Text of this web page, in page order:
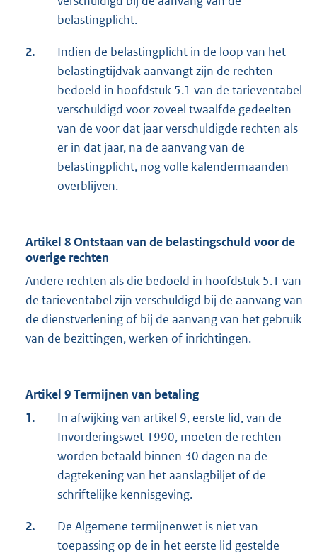
belastingplicht.
2.
Indien de belastingplicht in de loop van het
belastingtijdvak aanvangt zijn de rechten
bedoeld in hoofdstuk 5.1 van de tarieventabel
verschuldigd voor zoveel twaalfde gedeelten
van de voor dat jaar verschuldigde rechten als
er in dat jaar, na de aanvang van de
belastingplicht, nog volle kalendermaanden
overblijven.
Artikel 8 Ontstaan van de belastingschuld voor de
overige rechten
Andere rechten als die bedoeld in hoofdstuk 5.1 van
de tarieventabel zijn verschuldigd bij de aanvang van
de dienstverlening of bij de aanvang van het gebruik
van de bezittingen, werken of inrichtingen.
Artikel 9 Termijnen van betaling
1.
In afwijking van artikel 9, eerste lid, van de
Invorderingswet 1990, moeten de rechten
worden betaald binnen 30 dagen na de
dagtekening van het aanslagbiljet of de
schriftelijke kennisgeving.
2.
De Algemene termijnenwet is niet van
toepassing op de in het eerste lid gestelde